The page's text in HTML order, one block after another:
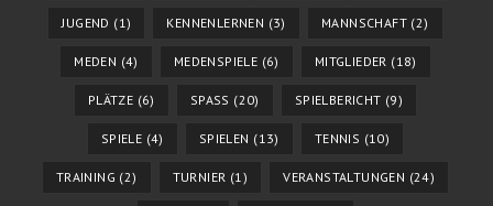
JUGEND (1) KENNENLERNEN (3) MANNSCHAFT(2)
MEDEN (4) MEDENSPIELE (6) MITGLIEDER (18)
PLÄTZE (6) SPASS (20) SPIELBERICHT (9)
SPIELE (4) SPIELEN (13) TENNIS (10)
TRAINING (2) TURNIER (1) VERANSTALTUNGEN (24)